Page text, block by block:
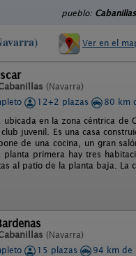
pueblo: Cabanillas
Ver en el
(Navarra)
12+2 plazas
80 km
ubicada en la zona céntrica de
club juvenil. Es una casa
de una cocina, un gran
planta primera hay tres
al patio de la planta baja. La
(Navarra)
15 plazas 94 km de